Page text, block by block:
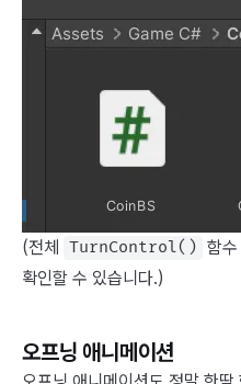
(전체 TurnControl() 함
확인할 수 있습니다.)
오프닝 애니메이션